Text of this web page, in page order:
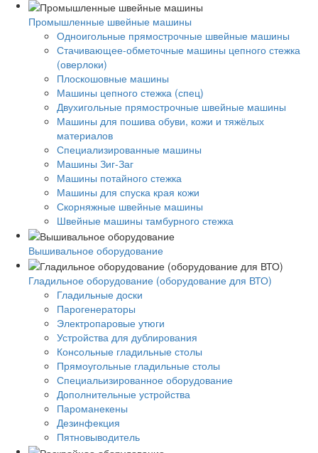
Промышленные швейные машины
Одноигольные прямострочные швейные машины
Стачивающее-обметочные машины цепного стежка
(оверлоки)
Плоскошовные машины
Машины цепного стежка (спец)
Двухигольные прямострочные швейные машины
Машины для пошива обуви, кожи и тяжёлых
материалов
Специализированные машины
Машины Зиг-Заг
Машины потайного стежка
Машины для спуска края кожи
Скорняжные швейные машины
Швейные машины тамбурного стежка
Вышивальное оборудование
Гладильное оборудование (оборудование для ВТО)
Гладильные доски
Парогенераторы
Электропаровые утюги
Устройства для дублирования
Консольные гладильные столы
Прямоугольные гладильные столы
Специальизированное оборудование
Дополнительные устройства
Пароманекены
Дезинфекция
Пятновыводитель